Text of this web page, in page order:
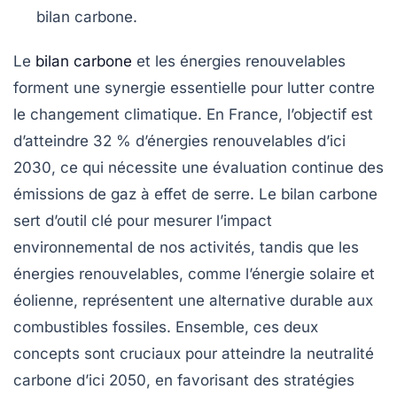
bilan carbone.
Le bilan carbone et les énergies renouvelables
forment une synergie essentielle pour lutter contre
le changement climatique. En France, l’objectif est
d’atteindre 32 % d’énergies renouvelables d’ici
2030, ce qui nécessite une évaluation continue des
émissions de gaz à effet de serre. Le bilan carbone
sert d’outil clé pour mesurer l’impact
environnemental de nos activités, tandis que les
énergies renouvelables, comme l’énergie solaire et
éolienne, représentent une alternative durable aux
combustibles fossiles. Ensemble, ces deux
concepts sont cruciaux pour atteindre la neutralité
carbone d’ici 2050, en favorisant des stratégies